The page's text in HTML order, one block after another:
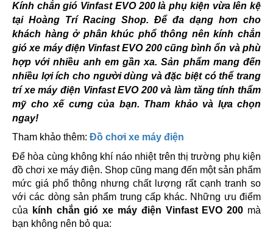
Kính chắn gió Vinfast EVO 200 là phụ kiện vừa lên kệ
tại Hoàng Trí Racing Shop. Để đa dạng hơn cho
khách hàng ở phân khúc phổ thông nên kính chắn
gió xe máy điện Vinfast EVO 200 cũng bình ổn và phù
hợp với nhiều anh em gần xa. Sản phẩm mang đến
nhiều lợi ích cho người dùng và đặc biệt có thể trang
trí xe máy điện Vinfast EVO 200 và làm tăng tính thẩm
mỹ cho xế cưng của bạn. Tham khảo và lựa chọn
ngay!
Tham khảo thêm: Đồ chơi xe máy điện
Để hòa cùng không khí náo nhiệt trên thị trường phụ kiện
đồ chơi xe máy điện. Shop cũng mang đến một sản phẩm
mức giá phổ thông nhưng chất lượng rất cạnh tranh so
với các dòng sản phẩm trung cấp khác. Những ưu điểm
của
kính chắn gió xe máy điện Vinfast EVO 200 mà
bạn không nên bỏ qua: